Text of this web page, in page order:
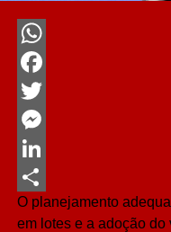
WhatsApp
Facebook
Twitter
Messenger
LinkedIn
Share
O planejamento
em lotes e a adoção